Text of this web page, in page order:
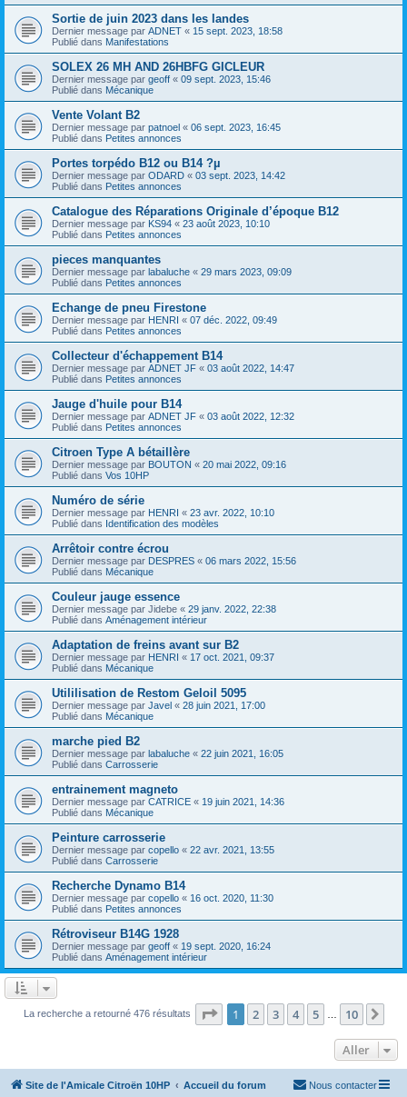
Sortie de juin 2023 dans les landes
Dernier message par ADNET « 15 sept. 2023, 18:58
Publié dans Manifestations
SOLEX 26 MH AND 26HBFG GICLEUR
Dernier message par geoff « 09 sept. 2023, 15:46
Publié dans Mécanique
Vente Volant B2
Dernier message par patnoel « 06 sept. 2023, 16:45
Publié dans Petites annonces
Portes torpédo B12 ou B14 ?µ
Dernier message par ODARD « 03 sept. 2023, 14:42
Publié dans Petites annonces
Catalogue des Réparations Originale d’époque B12
Dernier message par KS94 « 23 août 2023, 10:10
Publié dans Petites annonces
pieces manquantes
Dernier message par labaluche « 29 mars 2023, 09:09
Publié dans Petites annonces
Echange de pneu Firestone
Dernier message par HENRI « 07 déc. 2022, 09:49
Publié dans Petites annonces
Collecteur d'échappement B14
Dernier message par ADNET JF « 03 août 2022, 14:47
Publié dans Petites annonces
Jauge d'huile pour B14
Dernier message par ADNET JF « 03 août 2022, 12:32
Publié dans Petites annonces
Citroen Type A bétaillère
Dernier message par BOUTON « 20 mai 2022, 09:16
Publié dans Vos 10HP
Numéro de série
Dernier message par HENRI « 23 avr. 2022, 10:10
Publié dans Identification des modèles
Arrêtoir contre écrou
Dernier message par DESPRES « 06 mars 2022, 15:56
Publié dans Mécanique
Couleur jauge essence
Dernier message par Jidebe « 29 janv. 2022, 22:38
Publié dans Aménagement intérieur
Adaptation de freins avant sur B2
Dernier message par HENRI « 17 oct. 2021, 09:37
Publié dans Mécanique
Utililisation de Restom Geloil 5095
Dernier message par Javel « 28 juin 2021, 17:00
Publié dans Mécanique
marche pied B2
Dernier message par labaluche « 22 juin 2021, 16:05
Publié dans Carrosserie
entrainement magneto
Dernier message par CATRICE « 19 juin 2021, 14:36
Publié dans Mécanique
Peinture carrosserie
Dernier message par copello « 22 avr. 2021, 13:55
Publié dans Carrosserie
Recherche Dynamo B14
Dernier message par copello « 16 oct. 2020, 11:30
Publié dans Petites annonces
Rétroviseur B14G 1928
Dernier message par geoff « 19 sept. 2020, 16:24
Publié dans Aménagement intérieur
La recherche a retourné 476 résultats Page 1sur10
1 2 3 4 5 10
Aller
Site de l'Amicale Citroën 10HP Accueil du forum Nous contacter